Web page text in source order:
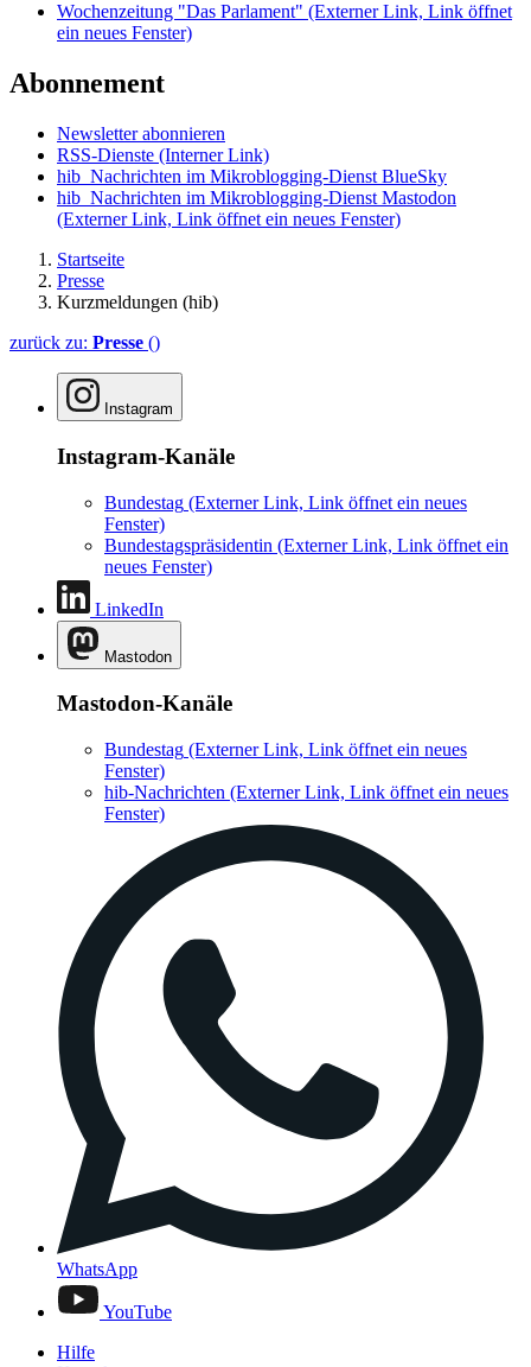
Wochenzeitung "Das Parlament" (Externer Link, Link öffnet
ein neues Fenster)
Abonnement
Newsletter abonnieren
RSS-Dienste (Interner Link)
hib_Nachrichten im Mikroblogging-Dienst BlueSky
hib_Nachrichten im Mikroblogging-Dienst Mastodon
(Externer Link, Link öffnet ein neues Fenster)
Startseite
Presse
Kurzmeldungen (hib)
zurück zu: Presse ()
Instagram
Instagram-Kanäle
Bundestag (Externer Link, Link öffnet ein neues
Fenster)
Bundestagspräsidentin (Externer Link, Link öffnet ein
neues Fenster)
LinkedIn
Mastodon
Mastodon-Kanäle
Bundestag (Externer Link, Link öffnet ein neues
Fenster)
hib-Nachrichten (Externer Link, Link öffnet ein neues
Fenster)
WhatsApp
YouTube
Hilfe